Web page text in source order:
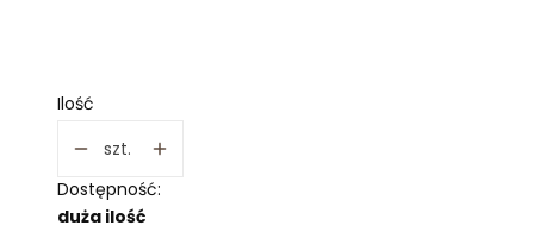
Ilość
szt.
Dostępność:
duża ilość